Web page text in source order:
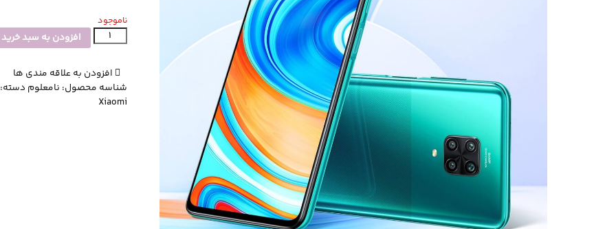
ناموجود
گوشی
موبایل
مدل
Note9
Pro
افزودن به سبد خرید
افزودن به علاقه مندی ها
شناسه محصول: نامعلوم دسته:
Xiaomi